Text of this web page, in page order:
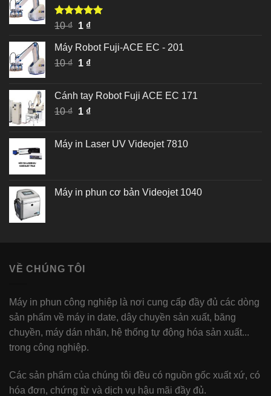
Được xếp
5 sao
10₫ Giá
là:
10 ₫.
1 ₫Giá
tại
là:
Máy Robot Fuji-ACE EC - 201
10₫ Giá
10 ₫.
1 ₫Giá
là:
1 ₫.
Cánh tay Robot Fuji ACE EC 171
10₫ Giá
10 ₫.
1 ₫Giá
là:
Máy in Laser UV Videojet 7810
Máy in phun cơ bản Videojet 1040
VỀ CHÚNG TÔI
Máy in phun công nghiệp là nơi cung cấp đầy đủ các dòng
sản phẩm về máy in date, dây chuyền sản xuất, băng
chuyền, máy dán nhãn, hệ thống tự động hóa sản xuất...
trong công nghiệp.
Các sản phẩm của chúng tôi đều có nguồn gốc xuất xứ, có
hóa đơn, chứng từ và dịch vụ hậu mãi đầy đủ.